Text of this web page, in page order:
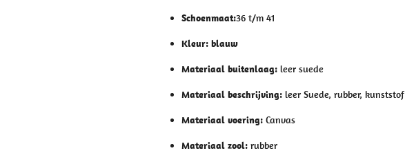
Schoenmaat:36 t/m 41
Kleur: blauw
Materiaal buitenlaag: leer suede
Materiaal beschrijving: leer Suede, rubber, kunststof
Materiaal voering: Canvas
Materiaal zool: rubber